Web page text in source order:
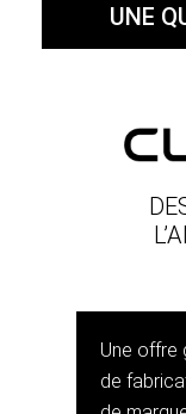
UNE
Une offre
de